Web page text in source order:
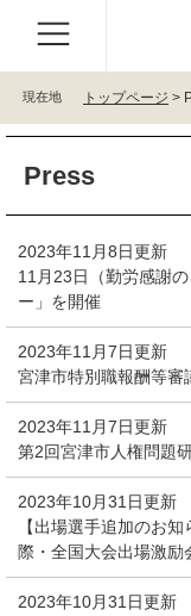
頭
。
飛
て
現在地 トップページ >
Press
2023年11月8日更新
11月23日（勤労感謝
ー」を開催
2023年11月7日更新
宮津市特別職報酬等審
2023年11月7日更新
第2回宮津市人権問題
2023年10月31日更新
【出場選手追加のお
際・全国大会出場激励
2023年10月31日更新